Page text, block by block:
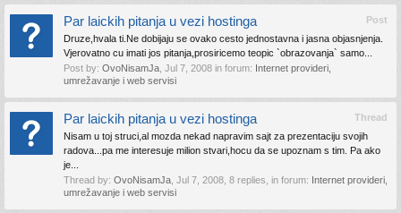
Post
Par laickih pitanja u vezi hostinga
Druze,hvala ti.Ne dobijaju se ovako cesto jednostavna i jasna objasnjenja.
Vjerovatno cu imati jos pitanja,prosiricemo teopic `obrazovanja` samo...
Post by: OvoNisamJa Jul 7, 2008 in forum: Internet provideri,
umrežavanje i web servisi
Thread
Par laickih pitanja u vezi hostinga
Nisam u toj struci,al mozda nekad napravim sajt za prezentaciju svojih
radova...pa me interesuje milion stvari,hocu da se upoznam s tim. Pa ako
je...
Thread by: OvoNisamJa Jul 7, 2008 , 8 replies, in forum: Internet provideri,
umrežavanje i web servisi